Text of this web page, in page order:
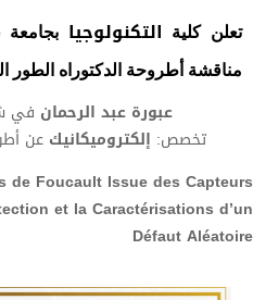
تعلن كلية التكنولوجيا بجامعة
مناقشة أطروحة الدكتوراه الطور
عبورة عبد الرحمان في
تخصص: إلكتروميكانيك عن
de Foucault Issue des Capteurs
et la Caractérisations d’un
Défaut Aléatoire